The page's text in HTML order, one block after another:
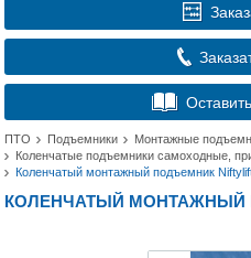
ПТО Подъемники
Монтажные
Коленчатые подъемники самоходные,
Коленчатый монтажный подъемник
КОЛЕНЧАТЫЙ МОНТАЖНЫЙ